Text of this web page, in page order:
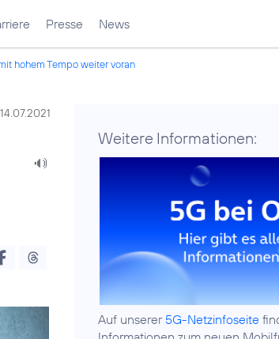
Presse News
hohem Tempo weiter voran
14.07.2021
Weitere Informationen:
Auf unserer 5G-Netzinfoseite